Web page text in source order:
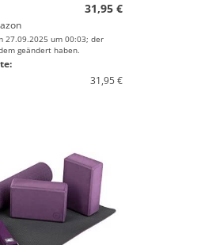
31,95 €
27.09.2025 um 00:03; der
geändert haben.
31,95 €